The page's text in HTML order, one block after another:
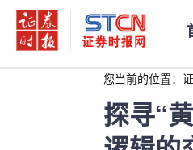
您当前的位置：
探寻“